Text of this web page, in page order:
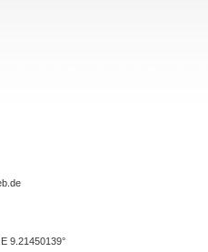
9.21450139°